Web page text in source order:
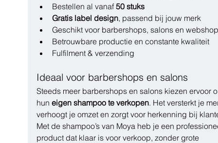
Bestellen al vanaf 50 stuks
Gratis label design, passend bij jouw merk
Geschikt voor barbershops, salons en
Betrouwbare productie en constante kwaliteit
Fulfilment & verzending
Ideaal voor barbershops en salons
Steeds meer barbershops en salons kiezen ervoor
hun eigen shampoo te verkopen. Het versterkt je
verhoogt je omzet en zorgt voor herkenning bij
Met de shampoo’s van Moya heb je een
product dat klaar is voor verkoop, zonder grote